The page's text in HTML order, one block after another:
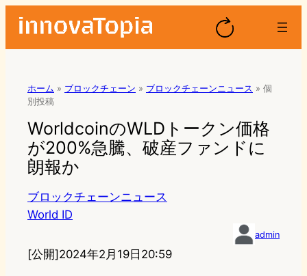
ホーム » ブロックチェーン » ブロックチェーンニュース » 個
別投稿
WorldcoinのWLDトークン価格
が200%急騰、破産ファンドに
朗報か
ブロックチェーンニュース
World ID
admin
[公開]2024年2月19日20:59